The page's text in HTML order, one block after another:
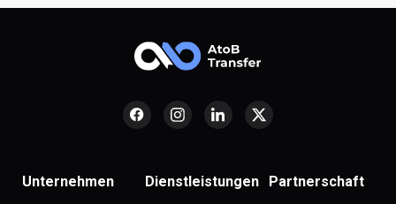
Unternehmen Dienstleistungen Partnerschaft